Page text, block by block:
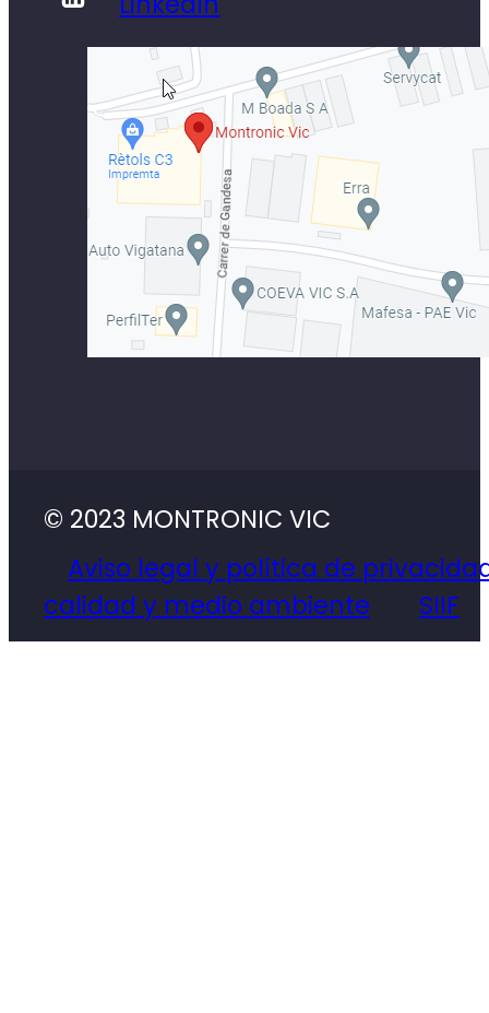
© 2023 MONTRONIC VIC
Aviso legal y política de
calidad y medio ambiente
SIIF